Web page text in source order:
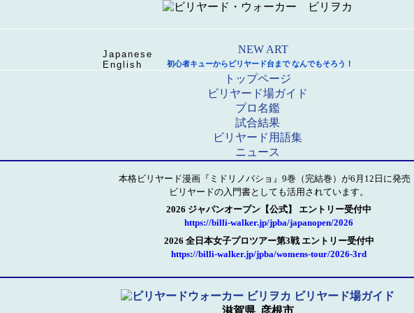
Japanese
English
初心者キューからビリヤード台まで なんでもそろう！
トップページ
ビリヤード場ガイド
プロ名鑑
試合結果
ビリヤード用語集
ニュース
本格ビリヤード漫画『ミドリノバショ』9巻（完結巻）が6月12日に発売
ビリヤードの入門書としても活用されています。
2026 ジャパンオープン【公式】 エントリー受付中
https://billi-walker.jp/jpba/japanopen/2026
2026 全日本女子プロツアー第3戦 エントリー受付中
https://billi-walker.jp/jpba/womens-tour/2026-3rd